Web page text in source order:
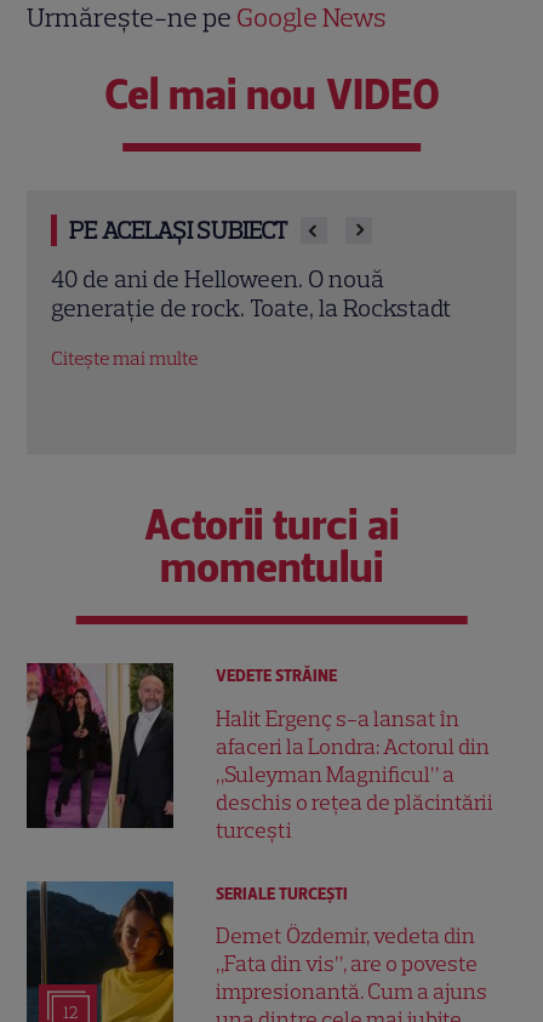
Urmărește-ne pe Google News
Cel mai nou VIDEO
PE ACELAȘI SUBIECT
40 de ani de Helloween. O nouă
generație de rock. Toate, la Rockstadt
Citește mai multe
Actorii turci ai
momentului
VEDETE STRĂINE
Halit Ergenç s-a lansat în
afaceri la Londra: Actorul din
„Suleyman Magnificul” a
deschis o rețea de plăcintării
turcești
12
SERIALE TURCEŞTI
Demet Özdemir, vedeta din
„Fata din vis”, are o poveste
impresionantă. Cum a ajuns